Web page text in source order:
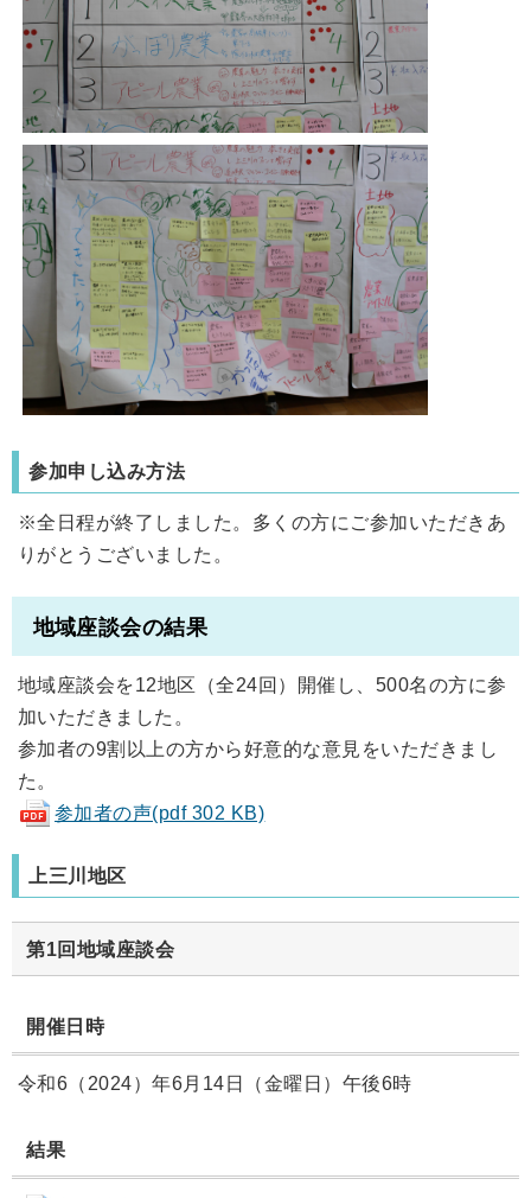
参加申し込み方法
※全日程が終了しました。多くの方にご参加いただきあ
りがとうございました。
地域座談会の結果
地域座談会を12地区（全24回）開催し、500名の方に参
加いただきました。
参加者の9割以上の方から好意的な意見をいただきまし
た。
参加者の声(pdf 302 KB)
上三川地区
第1回地域座談会
開催日時
令和6（2024）年6月14日（金曜日）午後6時
結果